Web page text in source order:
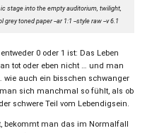
stage into the empty auditorium, twilight,
toned paper --ar 1:1 --style raw --v 6.1
0 oder 1 ist: Das Leben
tot oder eben nicht … und man
wie auch ein bisschen schwanger
sich manchmal so fühlt, als ob
schwere Teil vom Lebendigsein.
bekommt man das im Normalfall